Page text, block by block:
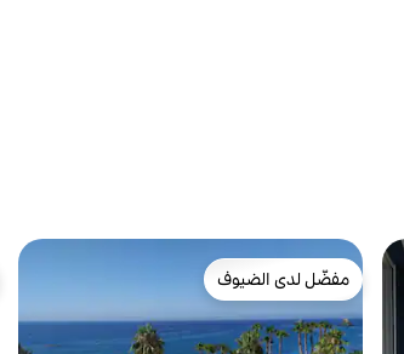
مفضّل لدى الضيوف
مفضّل لدى الضيوف